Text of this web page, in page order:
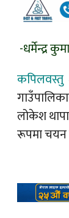
-धर्मेन्द्र
कपिलवस्तु
लोकेश
रूपमा चयन